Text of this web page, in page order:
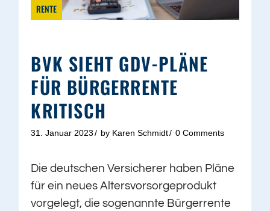
RENTE
BVK SIEHT GDV-PLÄNE
FÜR BÜRGERRENTE
KRITISCH
31. Januar 2023 by Karen Schmidt 0 Comments
Die deutschen Versicherer haben Pläne
für ein neues Altersvorsorgeprodukt
vorgelegt, die sogenannte Bürgerrente